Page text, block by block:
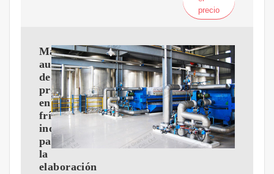
precio
Máquina
automática
de
prensado
en
frío
industrial
para
la
elaboración